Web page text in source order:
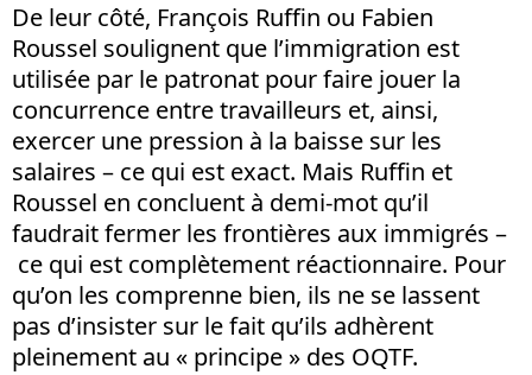
De leur côté, François Ruffin ou Fabien
Roussel soulignent que l’immigration est
utilisée par le patronat pour faire jouer la
concurrence entre travailleurs et, ainsi,
exercer une pression à la baisse sur les
salaires – ce qui est exact. Mais Ruffin et
Roussel en concluent à demi-mot qu’il
faudrait fermer les frontières aux immigrés –
ce qui est complètement réactionnaire. Pour
qu’on les comprenne bien, ils ne se lassent
pas d’insister sur le fait qu’ils adhèrent
pleinement au « principe » des OQTF.